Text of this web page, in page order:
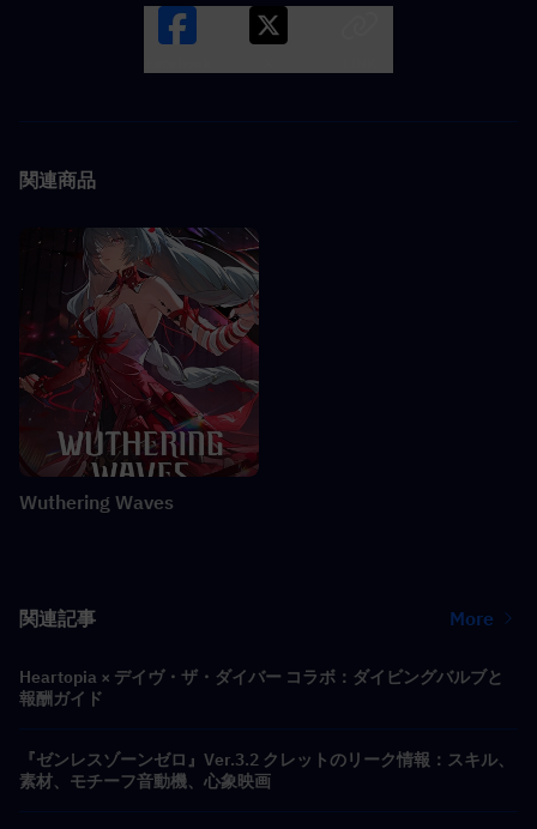
関連商品
Wuthering Waves
関連記事 More
Heartopia × デイヴ・ザ・ダイバー コラボ：ダイビングバルブと
報酬ガイド
『ゼンレスゾーンゼロ』Ver.3.2 クレットのリーク情報：スキル、
素材、モチーフ音動機、心象映画